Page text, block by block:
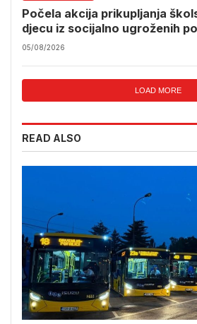
Počela akcija prikupljanja
djecu iz socijalno ugroženih
05/08/2026
LOAD MORE
READ ALSO